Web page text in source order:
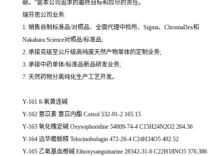
献。”是本公司追求的最终目标和应尽的责任。
瑞芬思公司业务:
1. 销售自制标准品/对照品、全面代理中检所、Sigma、ChromaDex和
Nakahara Science对照品/标准品;
2. 承接克级至公斤级高纯度天然产物单体的定制业务;
3. 承接中药单体/标准品新品研发业务;
7. 天然药物分离纯化生产工艺开发。
Y-161 8-氧黄连碱
Y-162 薏苡素 薏苡内酯 Coixol 532-91-2 165.15
Y-163 氧化槐定碱 Oxysophoridine 54809-74-4 C15H24N2O2 264.36
Y-164 远华蟾蜍精 Telocinobufagin 472-26-4 C24H34O5 402.52
Y-165 乙氧基血根碱 Ethoxysanguinarine 28342-31-6 C22H18NO5 376.386